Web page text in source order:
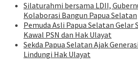
Silaturahmi bersama LDII,
Kolaborasi Bangun Papua Selatan
Pemuda Asli Papua Selatan Gelar
Kawal PSN dan Hak Ulayat
Sekda Papua Selatan Ajak
Lindungi Hak Ulayat